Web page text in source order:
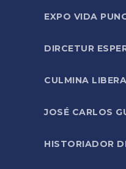
EXPO VIDA
DIRCETUR
CULMINA
JOSÉ CARLOS
HISTORIADOR